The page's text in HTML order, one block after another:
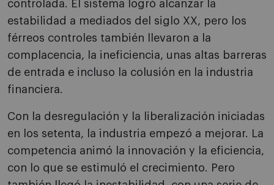
controlada. El sistema logró alcanzar la
estabilidad a mediados del siglo XX, pero los
férreos controles también llevaron a la
complacencia, la ineficiencia, unas altas barreras
de entrada e incluso la colusión en la industria
financiera.
Con la desregulación y la liberalización iniciadas
en los setenta, la industria empezó a mejorar. La
competencia animó la innovación y la eficiencia,
con lo que se estimuló el crecimiento. Pero